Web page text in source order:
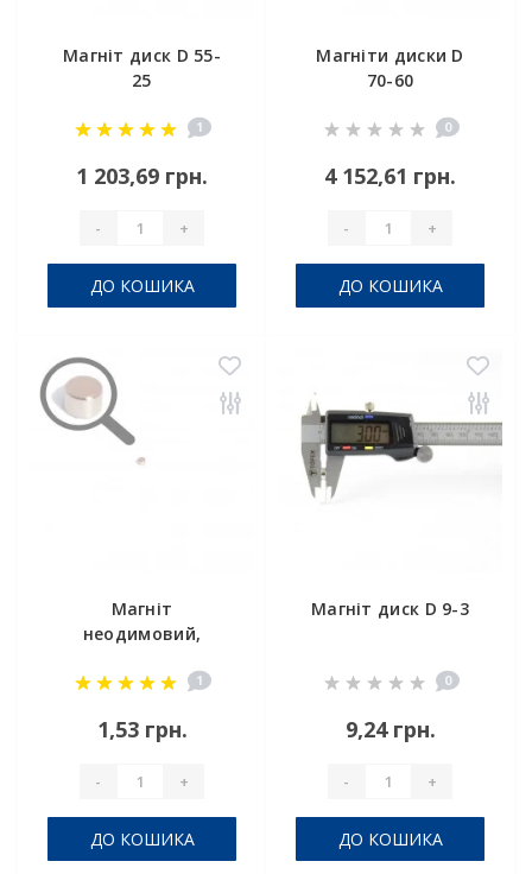
Магніт диск D 55-
25
1
1 203,69 грн.
- +
ДО КОШИКА
Магніти диски D
70-60
0
4 152,61 грн.
- +
ДО КОШИКА
Магніт
неодимовий,
мм
1
1,53 грн.
- +
ДО КОШИКА
Магніт диск D 9-3
0
9,24 грн.
- +
ДО КОШИКА